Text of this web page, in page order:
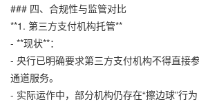
### 四、合规性与监管对比
**1. 第三方支付机构托管**
- **现状**：
- 央行已明确要求第三方支付机构不得直接
通道服务。
- 实际运作中，部分机构仍存在“擦边球”行